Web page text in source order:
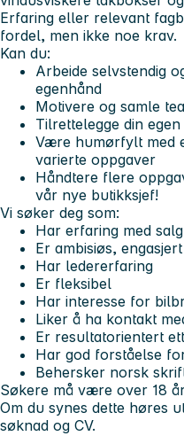
Erfaring eller relevant
fordel, men ikke noe krav.
Kan du:
Arbeide selvstendig
egenhånd
Motivere og samle
Tilrettelegge din
Være humørfylt med
varierte oppgaver
Håndtere flere
vår nye butikksjef!
Vi søker deg som:
Har erfaring med
Er ambisiøs,
Har ledererfaring
Er fleksibel
Har interesse for
Liker å ha kontakt
Er resultatorientert
Har god forståelse
Behersker norsk
Søkere må være over 18
Om du synes dette høres
søknad og CV.